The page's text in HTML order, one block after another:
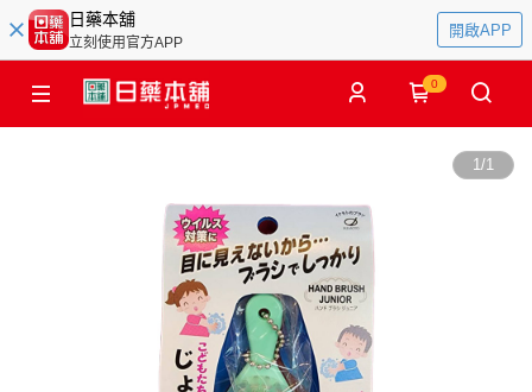
日藥本舖
立刻使用官方APP
開啟APP
0
1/1